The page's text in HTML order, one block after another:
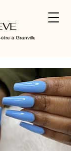
à Granville